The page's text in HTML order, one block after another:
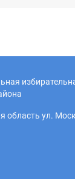
область ул.